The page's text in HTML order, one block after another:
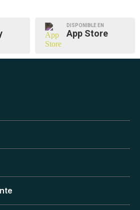
DISPONIBLE EN
App Store